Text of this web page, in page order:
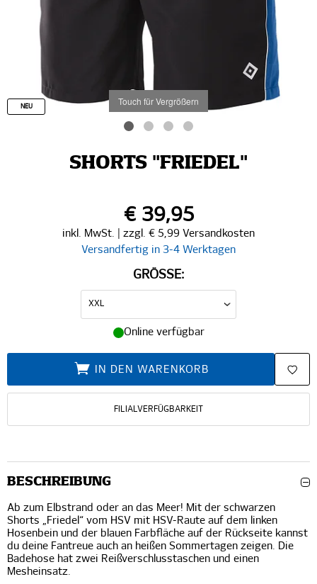
Touch für Vergrößern
NEU
SHORTS "FRIEDEL"
€ 39,95
inkl. MwSt. | zzgl. € 5,99 Versandkosten
Versandfertig in 3-4 Werktagen
GRÖSSE:
Online verfügbar
IN DEN WARENKORB
FILIALVERFÜGBARKEIT
BESCHREIBUNG
Ab zum Elbstrand oder an das Meer! Mit der schwarzen
Shorts „Friedel“ vom HSV mit HSV-Raute auf dem linken
Hosenbein und der blauen Farbfläche auf der Rückseite kannst
du deine Fantreue auch an heißen Sommertagen zeigen. Die
Badehose hat zwei Reißverschlusstaschen und einen
Mesheinsatz.